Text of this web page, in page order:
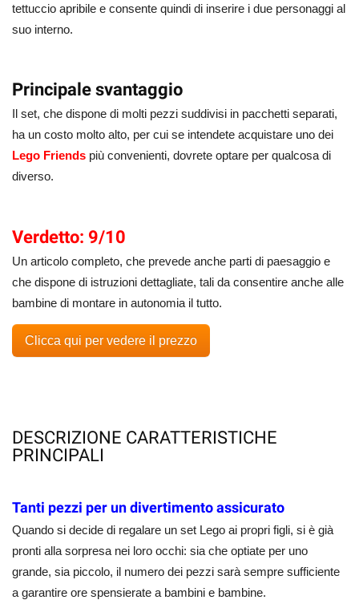
tettuccio apribile e consente quindi di inserire i due personaggi al
suo interno.
Principale svantaggio
Il set, che dispone di molti pezzi suddivisi in pacchetti separati,
ha un costo molto alto, per cui se intendete acquistare uno dei
Lego Friends più convenienti, dovrete optare per qualcosa di
diverso.
Verdetto: 9/10
Un articolo completo, che prevede anche parti di paesaggio e
che dispone di istruzioni dettagliate, tali da consentire anche alle
bambine di montare in autonomia il tutto.
Clicca qui per vedere il prezzo
DESCRIZIONE CARATTERISTICHE
PRINCIPALI
Tanti pezzi per un divertimento assicurato
Quando si decide di regalare un set Lego ai propri figli, si è già
pronti alla sorpresa nei loro occhi: sia che optiate per uno
grande, sia piccolo, il numero dei pezzi sarà sempre sufficiente
a garantire ore spensierate a bambini e bambine.